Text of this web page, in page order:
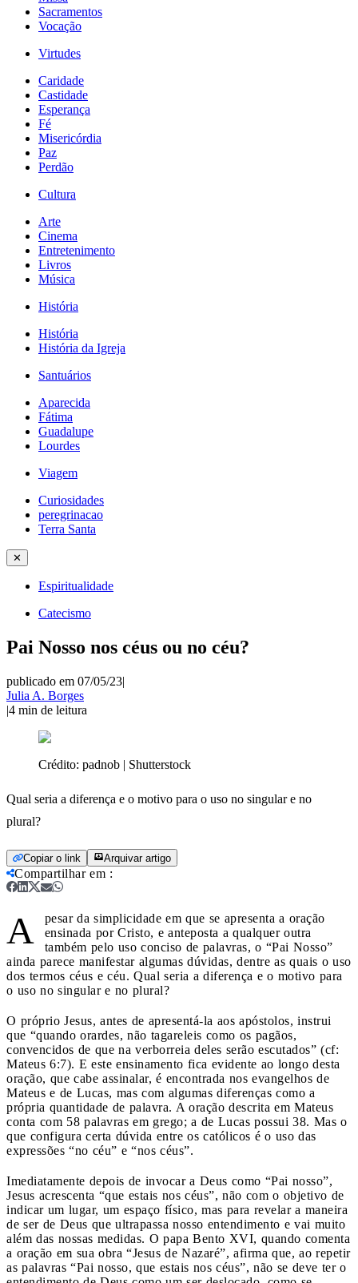
Sacramentos
Vocação
Virtudes
Caridade
Castidade
Esperança
Fé
Misericórdia
Paz
Perdão
Cultura
Arte
Cinema
Entretenimento
Livros
Música
História
História
História da Igreja
Santuários
Aparecida
Fátima
Guadalupe
Lourdes
Viagem
Curiosidades
peregrinacao
Terra Santa
✕
Espiritualidade
Catecismo
Pai Nosso nos céus ou no céu?
publicado em 07/05/23|
Julia A. Borges
|4 min de leitura
Crédito: padnob | Shutterstock
Qual seria a diferença e o motivo para o uso no singular e no
plural?
Copiar o link Arquivar artigo
Compartilhar em :
A
pesar da simplicidade em que se apresenta a oração
ensinada por Cristo, e anteposta a qualquer outra
também pelo uso conciso de palavras, o “Pai Nosso”
ainda parece manifestar algumas dúvidas, dentre as quais o uso
dos termos céus e céu. Qual seria a diferença e o motivo para
o uso no singular e no plural?
O próprio Jesus, antes de apresentá-la aos apóstolos, instrui
que “quando orardes, não tagareleis como os pagãos,
convencidos de que na verborreia deles serão escutados” (cf:
Mateus 6:7). E este ensinamento fica evidente ao longo desta
oração, que cabe assinalar, é encontrada nos evangelhos de
Mateus e de Lucas, mas com algumas diferenças como a
própria quantidade de palavra. A oração descrita em Mateus
conta com 58 palavras em grego; a de Lucas possui 38. Mas o
que configura certa dúvida entre os católicos é o uso das
expressões “no céu” e “nos céus”.
Imediatamente depois de invocar a Deus como “Pai nosso”,
Jesus acrescenta “que estais nos céus”, não com o objetivo de
indicar um lugar, um espaço físico, mas para revelar a maneira
de ser de Deus que ultrapassa nosso entendimento e vai muito
além das nossas medidas. O papa Bento XVI, quando comenta
a oração em sua obra “Jesus de Nazaré”, afirma que, ao repetir
as palavras “Pai nosso, que estais nos céus”, não se deve ter o